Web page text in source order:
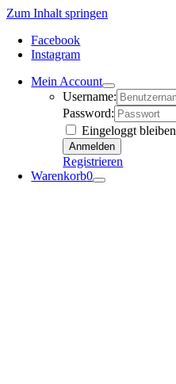
Zum Inhalt springen
Facebook
Instagram
Mein Account
Username:
Password:
Eingeloggt bleiben
Registrieren
Warenkorb0